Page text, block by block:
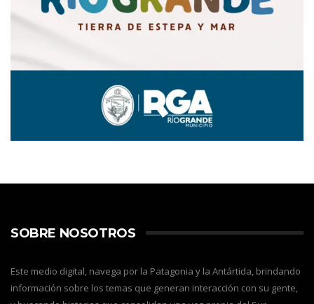
SOBRE NOSOTROS
Este medio digital, navega por la Patagonia y la Antártida, brindando
información sobre los temas que generan interacción con su gente,